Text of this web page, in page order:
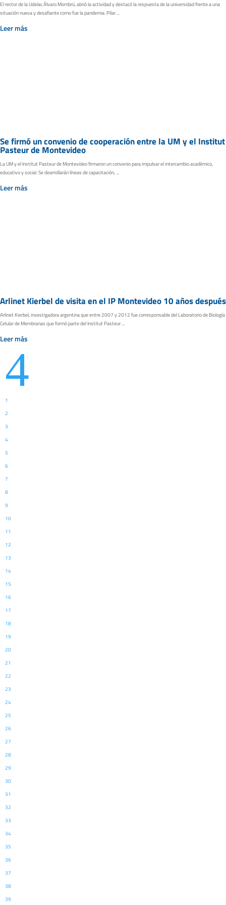
El rector de la Udelar, Álvaro Mombrú, abrió la actividad y destacó la respuesta de la universidad frente a una
situación nueva y desafiante como fue la pandemia. Pilar ...
Leer más
Se firmó un convenio de cooperación entre la UM y el Institut
Pasteur de Montevideo
La UM y el Institut Pasteur de Montevideo firmaron un convenio para impulsar el intercambio académico,
educativo y social. Se dearrollarán líneas de capacitación, ...
Leer más
Arlinet Kierbel de visita en el IP Montevideo 10 años después
Arlinet Kierbel, investigadora argentina que entre 2007 y 2012 fue corresponsable del Laboratorio de Biología
Celular de Membranas que formó parte del Institut Pasteur ...
Leer más
4
1
2
3
4
5
6
7
8
9
10
11
12
13
14
15
16
17
18
19
20
21
22
23
24
25
26
27
28
29
30
31
32
33
34
35
36
37
38
39